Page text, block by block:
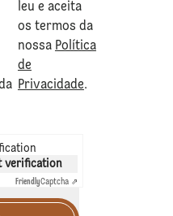
leu e aceita
os termos da
nossa Política
de
Privacidade.
verification
FriendlyCaptcha ⇗